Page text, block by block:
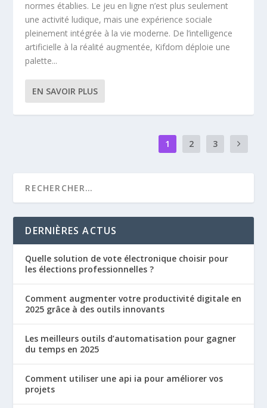
normes établies. Le jeu en ligne n’est plus seulement
une activité ludique, mais une expérience sociale
pleinement intégrée à la vie moderne. De l’intelligence
artificielle à la réalité augmentée, Kifdom déploie une
palette...
EN SAVOIR PLUS
1 2 3
DERNIÈRES ACTUS
Quelle solution de vote électronique choisir pour
les élections professionnelles ?
Comment augmenter votre productivité digitale en
2025 grâce à des outils innovants
Les meilleurs outils d’automatisation pour gagner
du temps en 2025
Comment utiliser une api ia pour améliorer vos
projets